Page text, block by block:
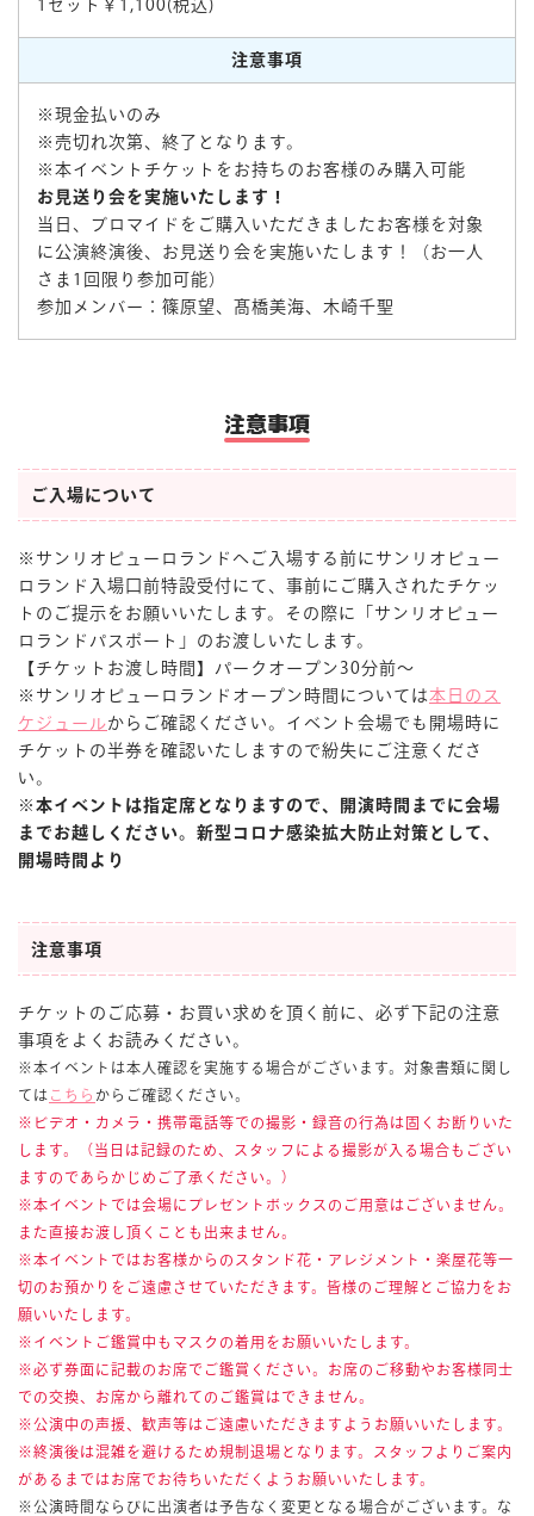
1セット￥1,100(税込)
注意事項
※現金払いのみ
※売切れ次第、終了となります。
※本イベントチケットをお持ちのお客様のみ購入可能
お見送り会を実施いたします！
当日、ブロマイドをご購入いただきましたお客様を対象
に公演終演後、お見送り会を実施いたします！（お一人
さま1回限り参加可能）
参加メンバー：篠原望、髙橋美海、木崎千聖
注意事項
ご入場について
※サンリオピューロランドへご入場する前にサンリオピュー
ロランド入場口前特設受付にて、事前にご購入されたチケッ
トのご提示をお願いいたします。その際に「サンリオピュー
ロランドパスポート」のお渡しいたします。
【チケットお渡し時間】パークオープン30分前～
※サンリオピューロランドオープン時間については本日のス
ケジュールからご確認ください。イベント会場でも開場時に
チケットの半券を確認いたしますので紛失にご注意くださ
い。
※本イベントは指定席となりますので、開演時間までに会場
までお越しください。新型コロナ感染拡大防止対策として、
開場時間より
注意事項
チケットのご応募・お買い求めを頂く前に、必ず下記の注意
事項をよくお読みください。
※本イベントは本人確認を実施する場合がございます。対象書類に関し
ては こちら からご確認ください。
※ビデオ・カメラ・携帯電話等での撮影・録音の行為は固くお断りいた
します。（当日は記録のため、スタッフによる撮影が入る場合もござい
ますのであらかじめご了承ください。）
※本イベントでは会場にプレゼントボックスのご用意はございません。
また直接お渡し頂くことも出来ません。
※本イベントではお客様からのスタンド花・アレジメント・楽屋花等一
切のお預かりをご遠慮させていただきます。皆様のご理解とご協力をお
願いいたします。
※イベントご鑑賞中もマスクの着用をお願いいたします。
※必ず券面に記載のお席でご鑑賞ください。お席のご移動やお客様同士
での交換、お席から離れてのご鑑賞はできません。
※公演中の声援、歓声等はご遠慮いただきますようお願いいたします。
※終演後は混雑を避けるため規制退場となります。スタッフよりご案内
があるまではお席でお待ちいただくようお願いいたします。
※公演時間ならびに出演者は予告なく変更となる場合がございます。な